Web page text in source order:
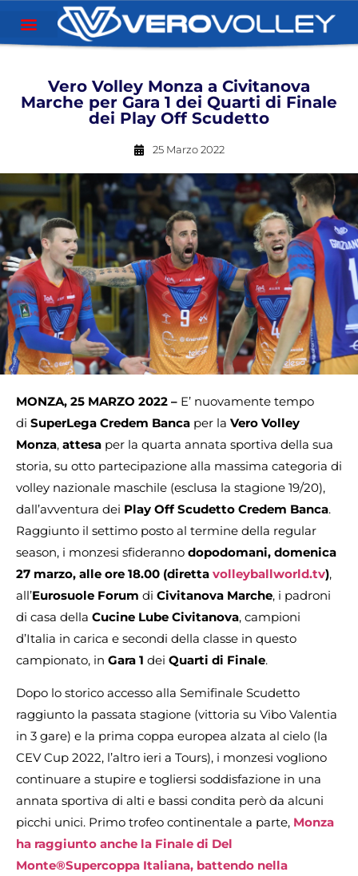
Vero Volley Monza a Civitanova
Marche per Gara 1 dei Quarti di Finale
dei Play Off Scudetto
25 Marzo 2022
MONZA, 25 MARZO 2022 – E’ nuovamente tempo
di SuperLega Credem Banca per la Vero Volley
Monza, attesa per la quarta annata sportiva della sua
storia, su otto partecipazione alla massima categoria di
volley nazionale maschile (esclusa la stagione 19/20),
dall’avventura dei Play Off Scudetto Credem Banca.
Raggiunto il settimo posto al termine della regular
season, i monzesi sfideranno dopodomani, domenica
27 marzo, alle ore 18.00 (diretta volleyballworld.tv),
all’Eurosuole Forum di Civitanova Marche, i padroni
di casa della Cucine Lube Civitanova, campioni
d’Italia in carica e secondi della classe in questo
campionato, in Gara 1 dei Quarti di Finale.
Dopo lo storico accesso alla Semifinale Scudetto
raggiunto la passata stagione (vittoria su Vibo Valentia
in 3 gare) e la prima coppa europea alzata al cielo (la
CEV Cup 2022, l’altro ieri a Tours), i monzesi vogliono
continuare a stupire e togliersi soddisfazione in una
annata sportiva di alti e bassi condita però da alcuni
picchi unici. Primo trofeo continentale a parte, Monza
ha raggiunto anche la Finale di Del
Monte®Supercoppa Italiana, battendo nella